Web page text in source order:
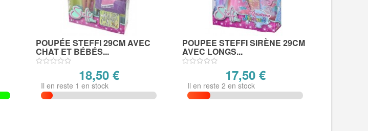
POUPÉE STEFFI 29CM AVEC
CHAT ET BÉBÉS...
18,50 €
Il en reste 1 en stock
POUPEE STEFFI SIRÈNE 29CM
AVEC LONGS...
17,50 €
Il en reste 2 en stock